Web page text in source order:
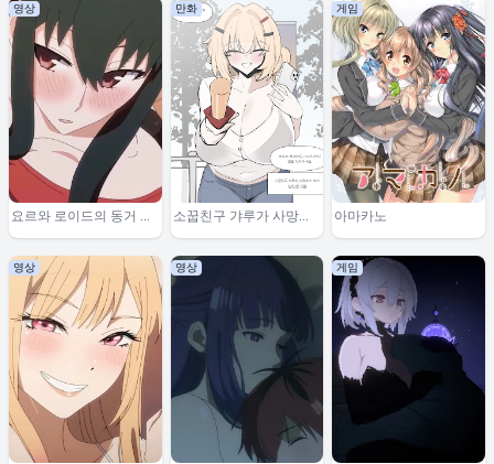
영상
요르와 로이드의 동거 이
야기 2
만화
소꿉친구 갸루가 사망하
기까지
게임
아마카노
영상 영상 게임